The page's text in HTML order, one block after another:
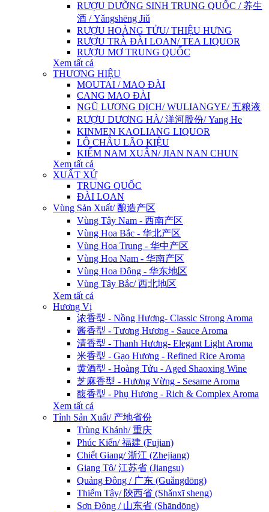
RƯỢU DƯỠNG SINH TRUNG QUỐC / 养生
酒 / Yǎngshēng Jiǔ
RƯỢU HOÀNG TỬU/ THIỆU HƯNG
RƯỢU TRÀ ĐÀI LOAN/ TEA LIQUOR
RƯỢU MƠ TRUNG QUỐC
Xem tất cả
THƯƠNG HIỆU
MOUTAI / MAO ĐÀI
CANG MAO ĐÀI
NGŨ LƯƠNG DỊCH/ WULIANGYE/ 五粮液
RƯỢU DƯƠNG HÀ/ 洋河股份/ Yang He
KINMEN KAOLIANG LIQUOR
LÔ CHÂU LÃO KIỆU
KIẾM NAM XUÂN/ JIAN NAN CHUN
Xem tất cả
XUẤT XỨ
TRUNG QUỐC
ĐÀI LOAN
Vùng Sản Xuất/ 酿造产区
Vùng Tây Nam - 西南产区
Vùng Hoa Bắc - 华北产区
Vùng Hoa Trung - 华中产区
Vùng Hoa Nam - 华南产区
Vùng Hoa Đông - 华东地区
Vùng Tây Bắc/ 西北地区
Xem tất cả
Hương Vị
浓香型 - Nồng Hương- Classic Strong Aroma
酱香型 - Tương Hương - Sauce Aroma
清香型 - Thanh Hương- Elegant Light Aroma
米香型 - Gạo Hương - Refined Rice Aroma
黄酒型 - Hoàng Tửu - Aged Shaoxing Wine
芝麻香型 - Hương Vừng - Sesame Aroma
馥香型 - Phụ Hương - Rich & Complex Aroma
Xem tất cả
Tỉnh Sản Xuất/ 产地省份
Trùng Khánh/ 重庆
Phúc Kiến/ 福建 (Fujian)
Chiết Giang/ 浙江 (Zhejiang)
Giang Tô/ 江苏省 (Jiangsu)
Quảng Đông / 广东 (Guǎngdōng)
Thiểm Tây/ 陝西省 (Shǎnxī sheng)
Sơn Đông / 山东省 (Shāndōng)